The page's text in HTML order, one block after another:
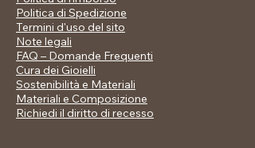
📋 Scheda tecnica:
Materiale:rame
Pietre: zirconi bianchi (pavé su
cerchi e ciondoli)
Chiusura: a scatto
Dimensione pendenti: luna e stella
ca. 10 mm
Politica di Spedizione
Termini d'uso del sito
Note legali
FAQ – Domande Frequenti
Cura dei Gioielli
Sostenibilità e Materiali
Materiali e Composizione
Richiedi il diritto di recesso